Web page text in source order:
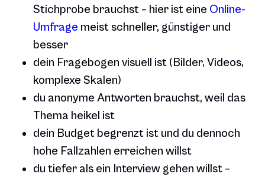
Stichprobe brauchst – hier ist eine Online-
Umfrage meist schneller, günstiger und
besser
dein Fragebogen visuell ist (Bilder, Videos,
komplexe Skalen)
du anonyme Antworten brauchst, weil das
Thema heikel ist
dein Budget begrenzt ist und du dennoch
hohe Fallzahlen erreichen willst
du tiefer als ein Interview gehen willst –